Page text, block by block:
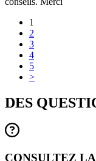
1
2
3
4
5
>
DES
CONSULTEZ